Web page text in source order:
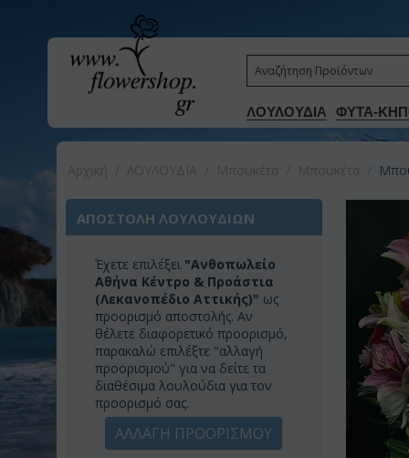
ΛΟΥΛΟΥΔΙΑ ΦΥΤΑ-
ΑΠΟΣΤΟΛΗ ΛΟΥΛΟΥΔΙΩΝ
Έχετε επιλέξει "Ανθοπωλείο
Αθήνα Κέντρο & Προάστια
(Λεκανοπέδιο Αττικής)" ως
προορισμό αποστολής. Αν
θέλετε διαφορετικό προορισμό,
παρακαλώ επιλέξτε "αλλαγή
προορισμού" για να δείτε τα
διαθέσιμα λουλούδια για τον
προορισμό σας.
ΑΛΛΑΓΗ ΠΡΟΟΡΙΣΜΟΥ